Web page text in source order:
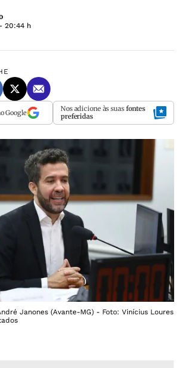
20:44 h
Google Nos adicione às suas fontes
preferidas
Janones (Avante-MG) - Foto: Vinícius Loures